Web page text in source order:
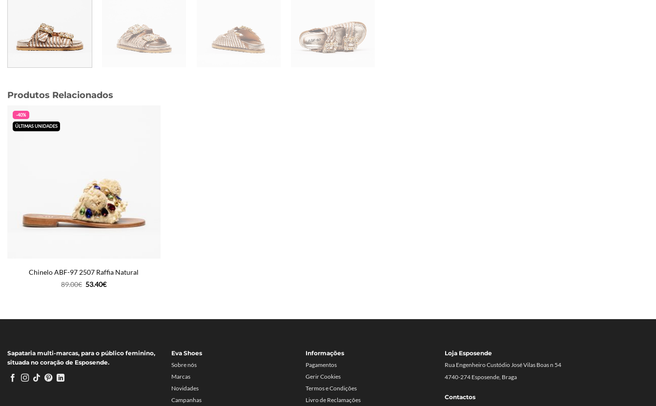
Produtos Relacionados
-40%
ÚLTIMAS UNIDADES
Chinelo ABF-97 2507 Raffia Natural
89.00€ O
53.40€O
Sapataria multi-marcas, para o público feminino,
situada no coração de Esposende.
Eva Shoes
Sobre nós
Marcas
Novidades
Campanhas
Informações
Pagamentos
Gerir Cookies
Termos e Condições
Livro de Reclamações
Loja Esposende
Rua Engenheiro Custódio José Vilas Boas n 54
4740-274 Esposende, Braga
Contactos